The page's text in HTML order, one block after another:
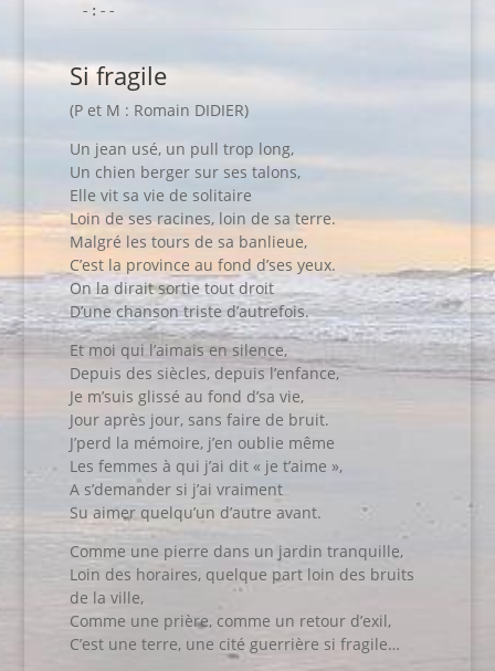
-:--
Si fragile
(P et M : Romain DIDIER)
Un jean usé, un pull trop long,
Un chien berger sur ses talons,
Elle vit sa vie de solitaire
Loin de ses racines, loin de sa terre.
Malgré les tours de sa banlieue,
C’est la province au fond d’ses yeux.
On la dirait sortie tout droit
D’une chanson triste d’autrefois.
Et moi qui l’aimais en silence,
Depuis des siècles, depuis l’enfance,
Je m’suis glissé au fond d’sa vie,
Jour après jour, sans faire de bruit.
J’perd la mémoire, j’en oublie même
Les femmes à qui j’ai dit « je t’aime »,
A s’demander si j’ai vraiment
Su aimer quelqu’un d’autre avant.
Comme une pierre dans un jardin tranquille,
Loin des horaires, quelque part loin des bruits
de la ville,
Comme une prière, comme un retour d’exil,
C’est une terre, une cité guerrière si fragile…